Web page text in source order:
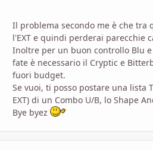
Il problema secondo me è che tra
l'EXT e quindi perderai parecchie
Inoltre per un buon controllo Blu
fate è necessario il Cryptic e
fuori budget.
Se vuoi, ti posso postare una lista
EXT) di un Combo U/B, lo Shape
Bye byez